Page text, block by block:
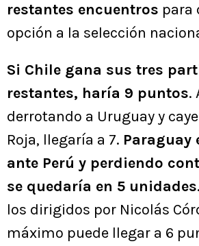
restantes encuentros para
opción a la selección
Si Chile gana sus tres
restantes, haría 9 puntos.
derrotando a Uruguay y
Roja, llegaría a 7. Paraguay
ante Perú y perdiendo
se quedaría en 5 unidades
los dirigidos por Nicolás
máximo puede llegar a 6